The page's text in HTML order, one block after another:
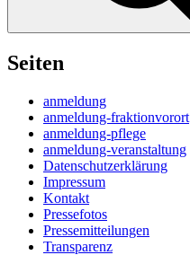
Seiten
anmeldung
anmeldung-fraktionvorort
anmeldung-pflege
anmeldung-veranstaltung
Datenschutzerklärung
Impressum
Kontakt
Pressefotos
Pressemitteilungen
Transparenz